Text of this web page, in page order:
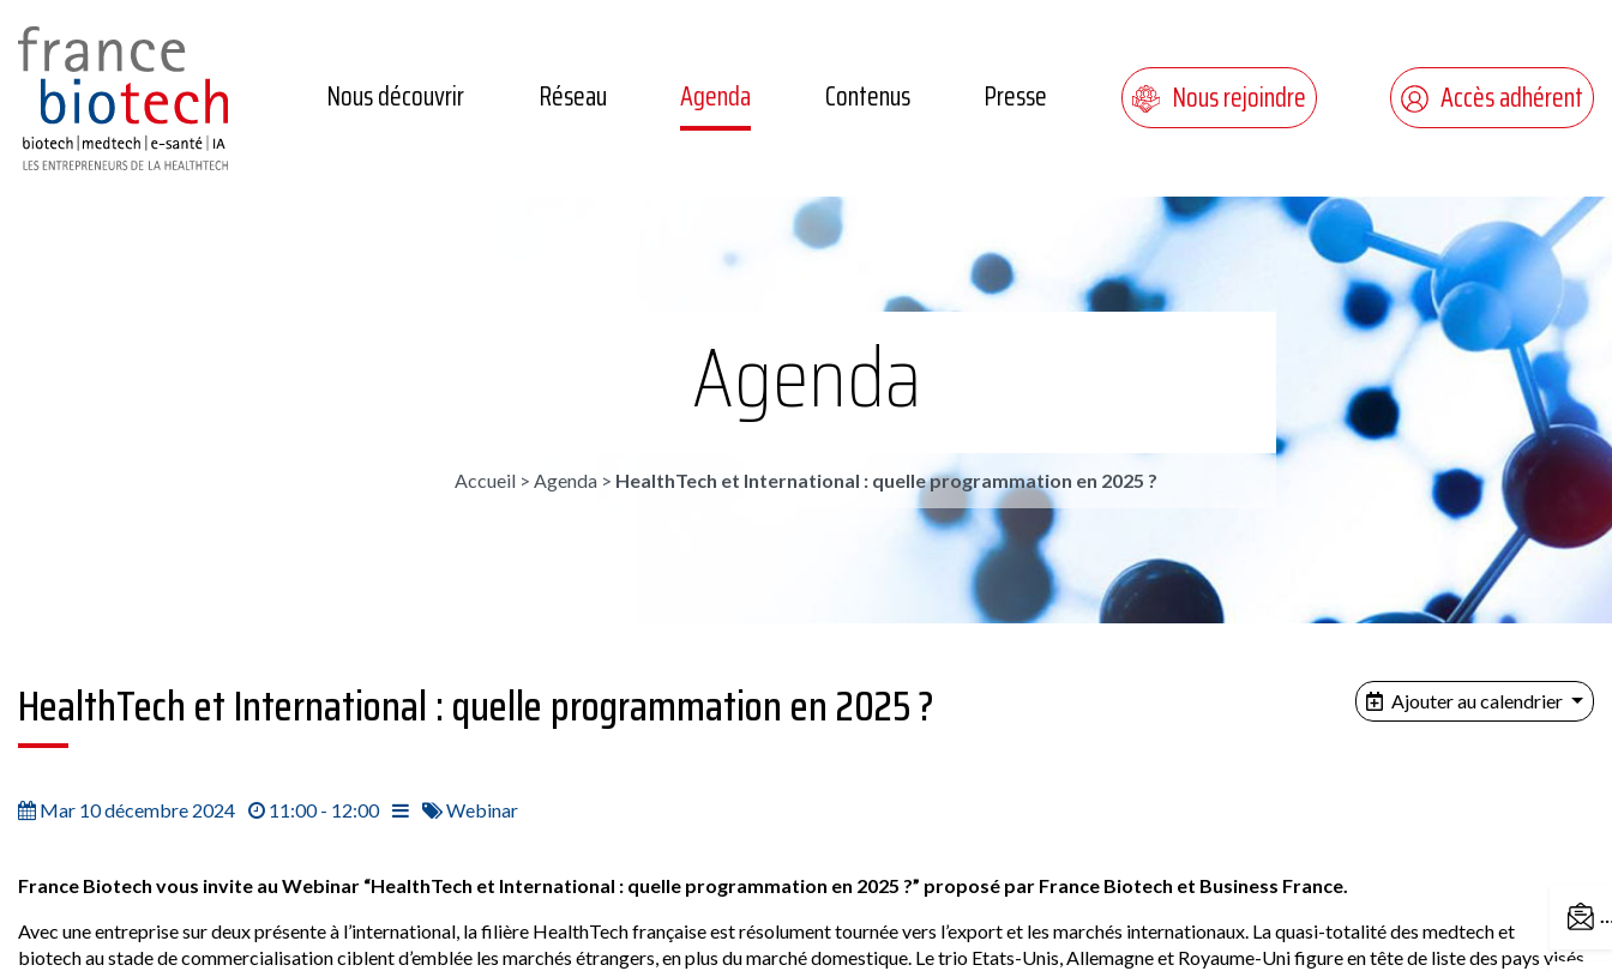
Nous découvrir Réseau Agenda Contenus Presse Nous rejoindre Accès adhérent
Agenda
Accueil > Agenda > HealthTech et International : quelle programmation en 2025 ?
HealthTech et International : quelle programmation en 2025 ? Ajouter au calendrier
Mar 10 décembre 2024 11:00 - 12:00 Webinar
France Biotech vous invite au Webinar “HealthTech et International : quelle programmation en 2025 ?” proposé par France Biotech et Business France.
Avec une entreprise sur deux présente à l’international, la filière HealthTech française est résolument tournée vers l’export et les marchés internationaux. La quasi-totalité des medtech et
biotech au stade de commercialisation ciblent d’emblée les marchés étrangers, en plus du marché domestique. Le trio Etats-Unis, Allemagne et Royaume-Uni figure en tête de liste des pays visés,